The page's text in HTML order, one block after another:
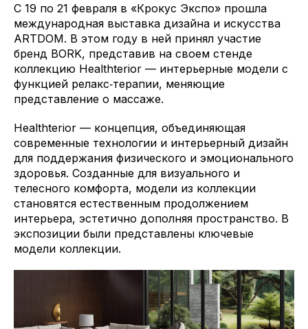
С 19 по 21 февраля в «Крокус Экспо» прошла
международная выставка дизайна и искусства
ARTDOM. В этом году в ней принял участие
бренд BORK, представив на своем стенде
коллекцию Healthterior — интерьерные модели с
функцией релакс‑терапии, меняющие
представление о массаже.
Healthterior — концепция, объединяющая
современные технологии и интерьерный дизайн
для поддержания физического и эмоционального
здоровья. Созданные для визуального и
телесного комфорта, модели из коллекции
становятся естественным продолжением
интерьера, эстетично дополняя пространство. В
экспозиции были представлены ключевые
модели коллекции.